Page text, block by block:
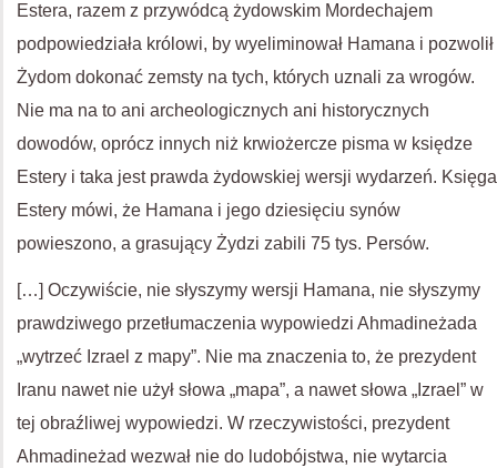
Estera, razem z przywódcą żydowskim Mordechajem
podpowiedziała królowi, by wyeliminował Hamana i pozwolił
Żydom dokonać zemsty na tych, których uznali za wrogów.
Nie ma na to ani archeologicznych ani historycznych
dowodów, oprócz innych niż krwiożercze pisma w księdze
Estery i taka jest prawda żydowskiej wersji wydarzeń. Księga
Estery mówi, że Hamana i jego dziesięciu synów
powieszono, a grasujący Żydzi zabili 75 tys. Persów.
[…] Oczywiście, nie słyszymy wersji Hamana, nie słyszymy
prawdziwego przetłumaczenia wypowiedzi Ahmadineżada
„wytrzeć Izrael z mapy”. Nie ma znaczenia to, że prezydent
Iranu nawet nie użył słowa „mapa”, a nawet słowa „Izrael” w
tej obraźliwej wypowiedzi. W rzeczywistości, prezydent
Ahmadineżad wezwał nie do ludobójstwa, nie wytarcia